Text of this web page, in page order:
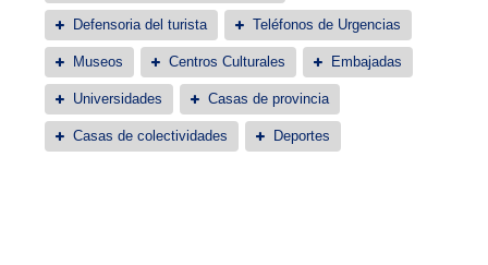
Defensoria del turista Teléfonos de Urgencias
Museos Centros Culturales Embajadas
Universidades Casas de provincia
Casas de colectividades Deportes